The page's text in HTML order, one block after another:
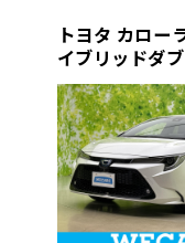
トヨタ カロー
イブリッドダ